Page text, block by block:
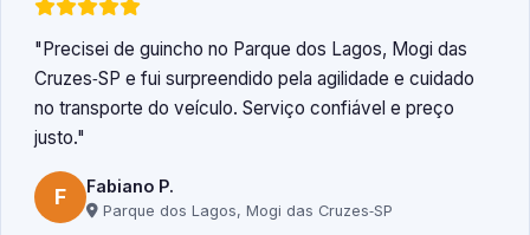
Precisei de guincho no Parque dos Lagos, Mogi das
Cruzes‑SP e fui surpreendido pela agilidade e cuidado
no transporte do veículo. Serviço confiável e preço
justo.
F Fabiano P.
Parque dos Lagos, Mogi das Cruzes‑SP